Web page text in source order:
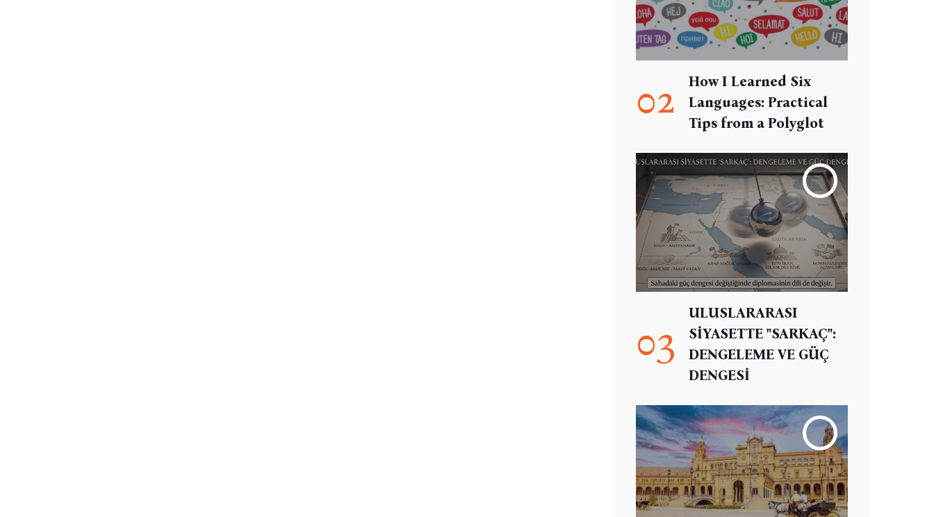
02
How I Learned Six
Languages: Practical
Tips from a Polyglot
03
ULUSLARARASI
SİYASETTE "SARKAÇ":
DENGELEME VE GÜÇ
DENGESİ